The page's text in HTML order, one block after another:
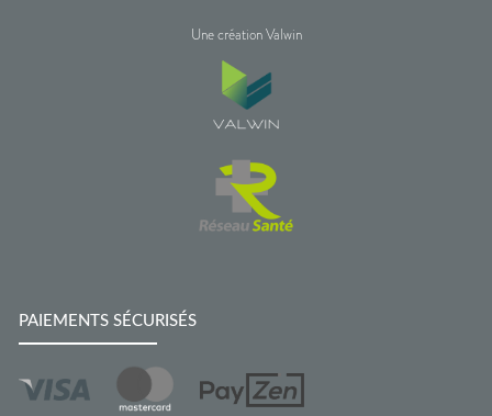
Une création Valwin
PAIEMENTS SÉCURISÉS